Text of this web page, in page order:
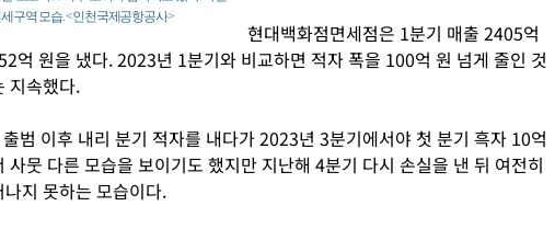
구역 모습. <인천국제공항공사>
현대백화점면세점은 1분기 매출 2405억
억 원을 냈다. 2023년 1분기와 비교하면 적자 폭을 100억 원 넘게 줄인 것
지속했다.
범 이후 내리 분기 적자를 내다가 2023년 3분기에서야 첫 분기 흑자 10억
사뭇 다른 모습을 보이기도 했지만 지난해 4분기 다시 손실을 낸 뒤 여전히
지 못하는 모습이다.